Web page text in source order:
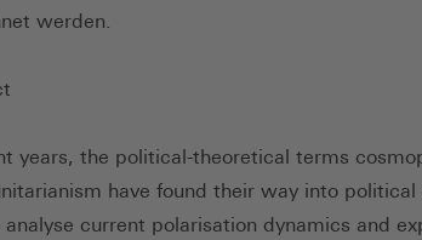
werden.
years, the political-theoretical terms
have found their way into
analyse current polarisation dynamics and